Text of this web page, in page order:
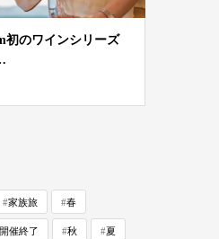
初のワインシリーズ
家族旅 春
開催終了 秋 夏